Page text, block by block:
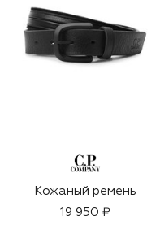
Кожаный ремень
19 950 ₽